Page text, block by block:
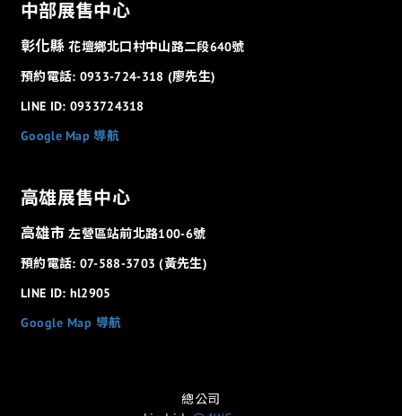
中部展售中心
彰化縣花壇鄉北口村中山路二段640號
預約電話: 0933-724-318 (廖先生)
LINE ID: 0933724318
Google Map 導航
高雄展售中心
高雄市左營區站前北路100-6號
預約電話: 07-588-3703 (黃先生)
LINE ID: hl2905
Google Map 導航
總公司